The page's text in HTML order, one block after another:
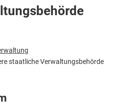
staatliche Verwaltungsbehörde